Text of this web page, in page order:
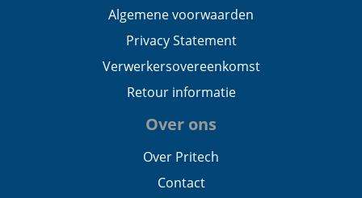
Algemene voorwaarden
Privacy Statement
Verwerkersovereenkomst
Retour informatie
Over ons
Over Pritech
Contact